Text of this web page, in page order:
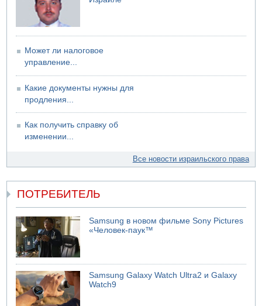
Может ли налоговое
управление...
Какие документы нужны для
продления...
Как получить справку об
изменении...
Все новости израильского права
ПОТРЕБИТЕЛЬ
Samsung в новом фильме Sony Pictures
«Человек-паук™
Samsung Galaxy Watch Ultra2 и Galaxy
Watch9